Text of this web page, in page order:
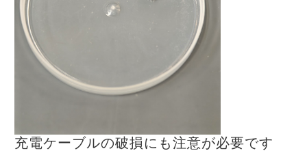
充電ケーブルの破損にも注意が必要です